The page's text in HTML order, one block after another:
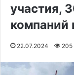
участия,
компаний
22.07.2024 205